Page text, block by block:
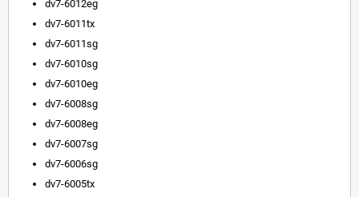
dv7-6012eg
dv7-6011tx
dv7-6011sg
dv7-6010sg
dv7-6010eg
dv7-6008sg
dv7-6008eg
dv7-6007sg
dv7-6006sg
dv7-6005tx